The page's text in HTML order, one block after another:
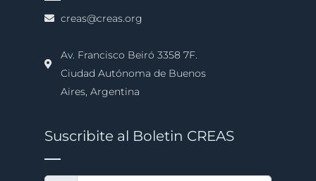
creas@creas.org
Av. Francisco Beiró 3358 7F.
Ciudad Autónoma de Buenos
Aires, Argentina
Suscribite al Boletin CREAS